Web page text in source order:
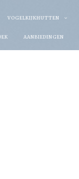
VOGELKIJKHUTTEN
AANBIEDINGEN